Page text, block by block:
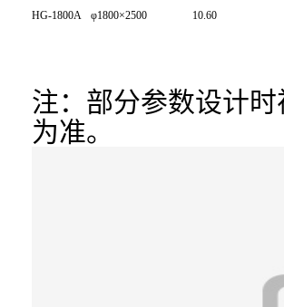
HG-1800A
φ1800×2500 10.60
注：部分参数设计
为准。